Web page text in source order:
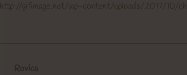
http://gifimage.net/wp-content/uploads/2017/10/
Rovica